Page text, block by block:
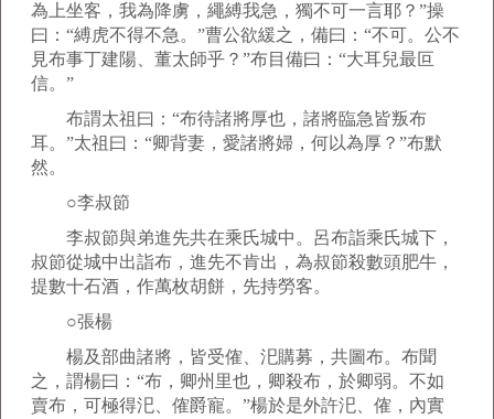
為上坐客，我為降虜，繩縛我急，獨不可一言耶？”操
曰：“縛虎不得不急。”曹公欲緩之，備曰：“不可。公不
見布事丁建陽、董太師乎？”布目備曰：“大耳兒最叵
信。”
布謂太祖曰：“布待諸將厚也，諸將臨急皆叛布
耳。”太祖曰：“卿背妻，愛諸將婦，何以為厚？”布默
然。
○李叔節
李叔節與弟進先共在乘氏城中。呂布詣乘氏城下，
叔節從城中出詣布，進先不肯出，為叔節殺數頭肥牛，
提數十石酒，作萬枚胡餅，先持勞客。
○張楊
楊及部曲諸將，皆受傕、汜購募，共圖布。布聞
之，謂楊曰：“布，卿州里也，卿殺布，於卿弱。不如
賣布，可極得汜、傕爵寵。”楊於是外許汜、傕，內實